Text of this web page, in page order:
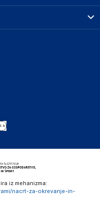
iz mehanizma:
nacrt-za-okrevanje-in-